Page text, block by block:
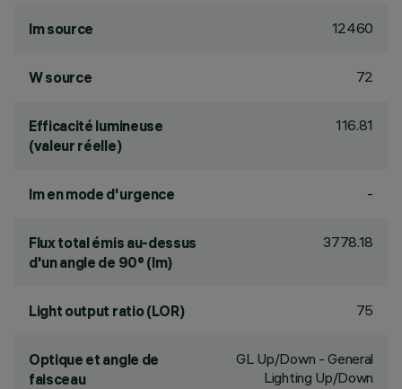
lm source 12460
W source 72
Efficacité lumineuse
(valeur réelle)
116.81
lm en mode d'urgence -
Flux total émis au-dessus
d'un angle de 90° (lm)
3778.18
Light output ratio (LOR) 75
Optique et angle de
faisceau
GL Up/Down - General
Lighting Up/Down